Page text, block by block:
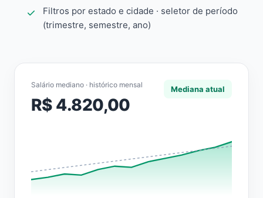
Filtros por estado e cidade · seletor de período
(trimestre, semestre, ano)
Salário mediano · histórico mensal
R$ 4.820,00
Mediana atual